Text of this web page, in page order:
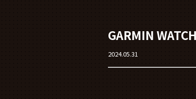
GARMIN
2024.05.31